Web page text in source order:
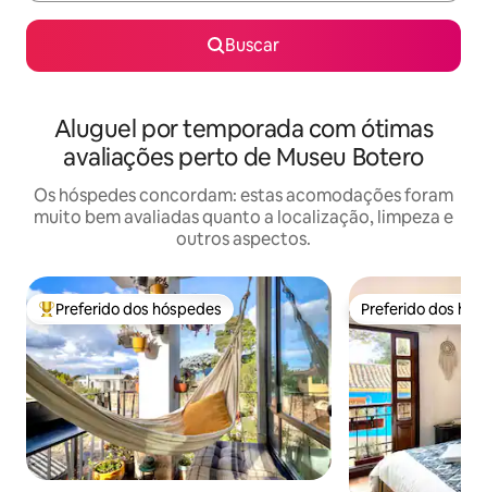
Buscar
Aluguel por temporada com ótimas
avaliações perto de Museu Botero
Os hóspedes concordam: estas acomodações foram
muito bem avaliadas quanto a localização, limpeza e
outros aspectos.
Entre os melhores preferidos dos hóspedes
Preferido dos hóspedes Preferido dos
Preferido dos